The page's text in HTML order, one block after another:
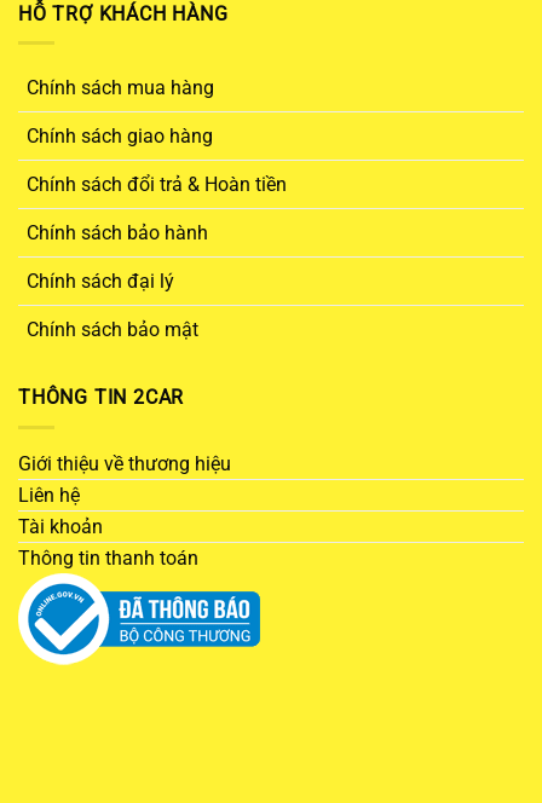
HỖ TRỢ KHÁCH HÀNG
Chính sách mua hàng
Chính sách giao hàng
Chính sách đổi trả & Hoàn tiền
Chính sách bảo hành
Chính sách đại lý
Chính sách bảo mật
THÔNG TIN 2CAR
Giới thiệu về thương hiệu
Liên hệ
Tài khoản
Thông tin thanh toán